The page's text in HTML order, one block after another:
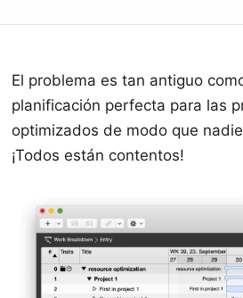
El problema es tan antiguo
planificación perfecta para las
optimizados de modo que
¡Todos están contentos!